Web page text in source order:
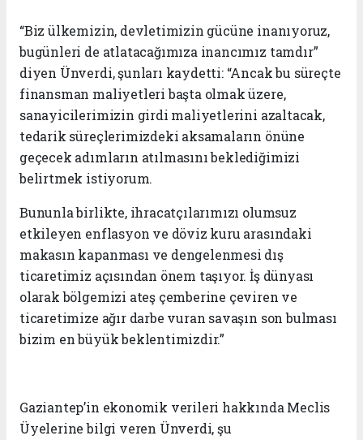
“Biz ülkemizin, devletimizin gücüne inanıyoruz,
bugünleri de atlatacağımıza inancımız tamdır”
diyen Ünverdi, şunları kaydetti: “Ancak bu süreçte
finansman maliyetleri başta olmak üzere,
sanayicilerimizin girdi maliyetlerini azaltacak,
tedarik süreçlerimizdeki aksamaların önüne
geçecek adımların atılmasını beklediğimizi
belirtmek istiyorum.
Bununla birlikte, ihracatçılarımızı olumsuz
etkileyen enflasyon ve döviz kuru arasındaki
makasın kapanması ve dengelenmesi dış
ticaretimiz açısından önem taşıyor. İş dünyası
olarak bölgemizi ateş çemberine çeviren ve
ticaretimize ağır darbe vuran savaşın son bulması
bizim en büyük beklentimizdir.”
Gaziantep’in ekonomik verileri hakkında Meclis
Üyelerine bilgi veren Ünverdi, şu